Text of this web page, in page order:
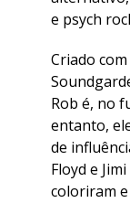
e psych
Criado
Rob é, no
entanto,
de
Floyd e
coloriram